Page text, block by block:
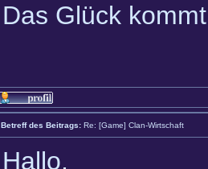
Das Glück
Betreff des Beitrags: Re: [Game] Clan-Wirtschaft
Hallo,